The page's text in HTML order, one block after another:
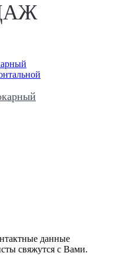
данные
свяжутся с Вами.